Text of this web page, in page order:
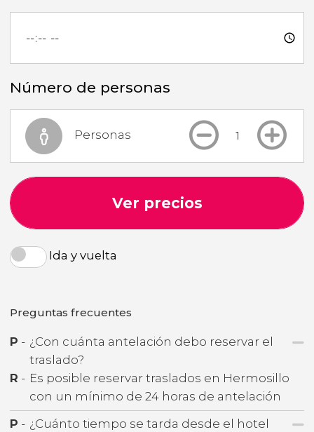
Número de personas
Personas
Ver precios
Ida y vuelta
Preguntas frecuentes
P - ¿Con cuánta antelación debo reservar el
traslado?
R - Es posible reservar traslados en Hermosillo
con un mínimo de 24 horas de antelación
P - ¿Cuánto tiempo se tarda desde el hotel